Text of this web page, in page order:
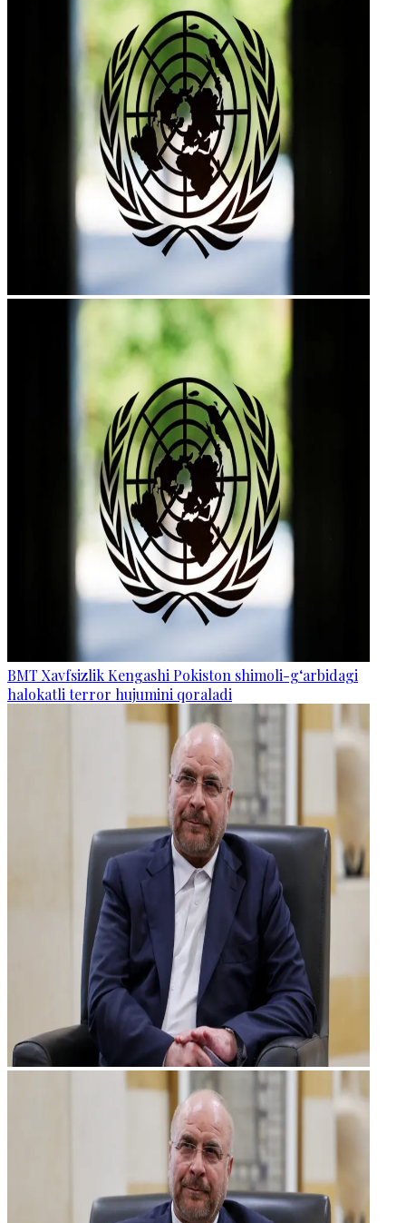
BMT Xavfsizlik Kengashi Pokiston shimoli-g‘arbidagi
halokatli terror hujumini qoraladi